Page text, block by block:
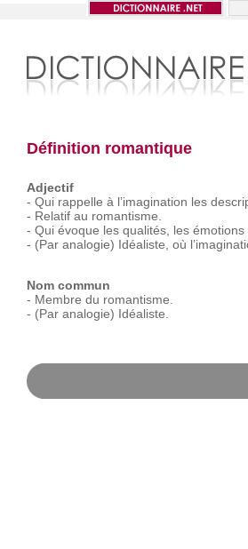
Définition romantique
Adjectif
- Qui rappelle à l’imagination les
- Relatif au romantisme.
- Qui évoque les qualités, les émotions
- (Par analogie) Idéaliste, où
Nom commun
- Membre du romantisme.
- (Par analogie) Idéaliste.